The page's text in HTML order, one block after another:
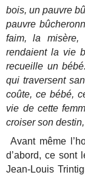
bois, un pauvre
pauvre
faim, la misère,
rendaient la vie
recueille un
qui traversent
coûte, ce bébé,
vie de cette
croiser son destin,
Avant même
d’abord, ce sont
Jean-Louis